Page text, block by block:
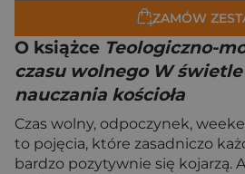
ZAMÓW
O książce Teologiczno-
czasu wolnego W
nauczania kościoła
Czas wolny, odpoczynek,
to pojęcia, które zasadniczo
bardzo pozytywnie się kojarzą.